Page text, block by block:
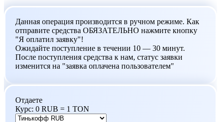
Данная операция производится в ручном режиме. Как
отправите средства ОБЯЗАТЕЛЬНО нажмите кнопку
"Я оплатил заявку"!
Ожидайте поступление в течении 10 — 30 минут.
После поступления средства к нам, статус заявки
изменится на "заявка оплачена пользователем"
Отдаете
Курс: 0 RUB = 1 TON